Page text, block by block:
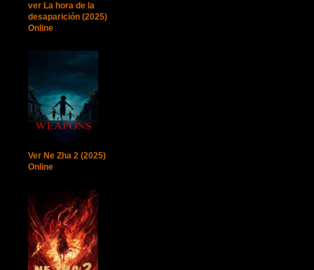
ver La hora de la
desaparición (2025)
Online
Ver Ne Zha 2 (2025)
Online